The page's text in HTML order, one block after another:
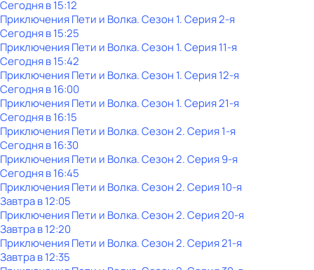
Сегодня в 15:12
Приключения Пети и Волка. Сезон 1. Серия 2-я
Сегодня в 15:25
Приключения Пети и Волка. Сезон 1. Серия 11-я
Сегодня в 15:42
Приключения Пети и Волка. Сезон 1. Серия 12-я
Сегодня в 16:00
Приключения Пети и Волка. Сезон 1. Серия 21-я
Сегодня в 16:15
Приключения Пети и Волка. Сезон 2. Серия 1-я
Сегодня в 16:30
Приключения Пети и Волка. Сезон 2. Серия 9-я
Сегодня в 16:45
Приключения Пети и Волка. Сезон 2. Серия 10-я
Завтра в 12:05
Приключения Пети и Волка. Сезон 2. Серия 20-я
Завтра в 12:20
Приключения Пети и Волка. Сезон 2. Серия 21-я
Завтра в 12:35